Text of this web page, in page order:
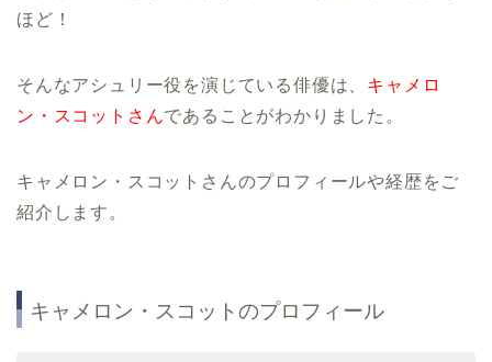
ほど！
そんなアシュリー役を演じている俳優は、 キャメロ
ン・スコットさんであることがわかりました。
キャメロン・スコットさんのプロフィールや経歴をご
紹介します。
キャメロン・スコットのプロフィール